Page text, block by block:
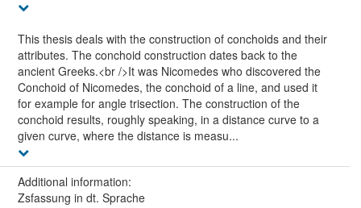
This thesis deals with the construction of conchoids and their
attributes. The conchoid construction dates back to the
ancient Greeks.<br />It was Nicomedes who discovered the
Conchoid of Nicomedes, the conchoid of a line, and used it
for example for angle trisection. The construction of the
conchoid results, roughly speaking, in a distance curve to a
given curve, where the distance is measu...
Additional information:
Zsfassung in dt. Sprache